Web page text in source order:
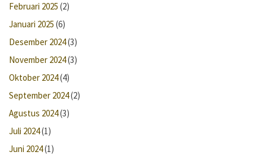
Februari 2025 (2)
Januari 2025 (6)
Desember 2024(3)
November 2024(3)
Oktober 2024(4)
September 2024(2)
Agustus 2024(3)
Juli 2024(1)
Juni 2024(1)